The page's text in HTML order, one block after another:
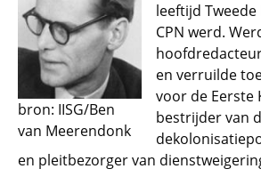
bron: IISG/Ben
van Meerendonk
leeftijd
CPN werd.
en verruilde
voor de Eerste
bestrijder van
en pleitbezorger van